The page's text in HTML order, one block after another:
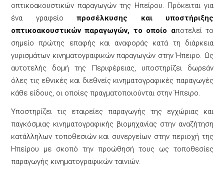
οπτικοακουστικών παραγωγών της Ηπείρου. Πρόκειται για
ένα γραφείο προσέλκυσης και υποστήριξης
οπτικοακουστικών παραγωγών, το οποίο αποτελεί το
σημείο πρώτης επαφής και αναφοράς κατά τη διάρκεια
γυρισμάτων κινηματογραφικών παραγωγών στην Ήπειρο. Ως
αυτοτελής δομή της Περιφέρειας, υποστηρίζει δωρεάν
όλες τις εθνικές και διεθνείς κινηματογραφικές παραγωγές
κάθε είδους, οι οποίες πραγματοποιούνται στην Ήπειρο.
Υποστηρίζει τις εταιρείες παραγωγής της εγχώριας και
παγκόσμιας κινηματογραφικής βιομηχανίας στην αναζήτηση
κατάλληλων τοποθεσιών και συνεργείων στην περιοχή της
Ηπείρου με σκοπό την προώθησή τους ως τοποθεσίες
παραγωγής κινηματογραφικών ταινιών.